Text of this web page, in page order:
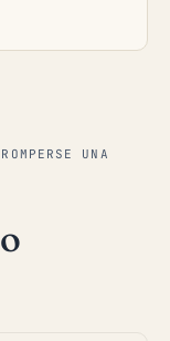
UNA